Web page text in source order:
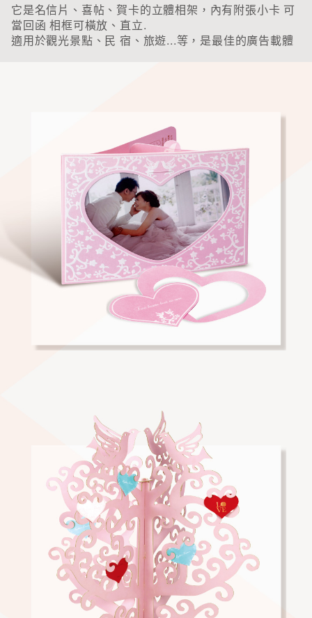
它是名信片、喜帖、賀卡的立體相架，內有附張小卡 可
當回函 相框可橫放、直立.
適用於觀光景點、民 宿、旅遊...等，是最佳的廣告載體
更新驗證碼 送出